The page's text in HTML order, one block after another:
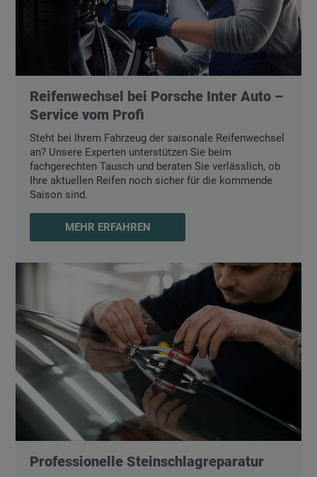
Reifenwechsel bei Porsche Inter Auto –
Service vom Profi
Steht bei Ihrem Fahrzeug der saisonale Reifenwechsel
an? Unsere Experten unterstützen Sie beim
fachgerechten Tausch und beraten Sie verlässlich, ob
Ihre aktuellen Reifen noch sicher für die kommende
Saison sind.
MEHR ERFAHREN
Professionelle Steinschlagreparatur